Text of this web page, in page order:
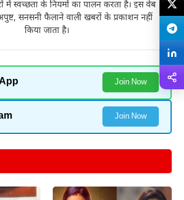
में स्वच्छता के नियमों का पालन करता है। इस वेब
सनसनी फैलाने वाली खबरों के प्रकाशन नहीं
किया जाता है।
Join Now
Join Now